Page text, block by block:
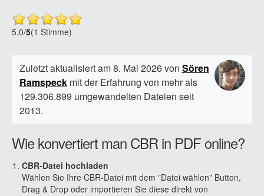
5.0/5(1 Stimme)
Zuletzt aktualisiert am 8. Mai 2026 von Sören
Ramspeckmit der Erfahrung von mehr als
129.306.899 umgewandelten Dateien seit
2013.
Wie konvertiert man CBR in PDF online?
CBR-Datei hochladen
Wählen Sie Ihre CBR-Datei mit dem "Datei wählen" Button,
Drag & Drop oder importieren Sie diese direkt von